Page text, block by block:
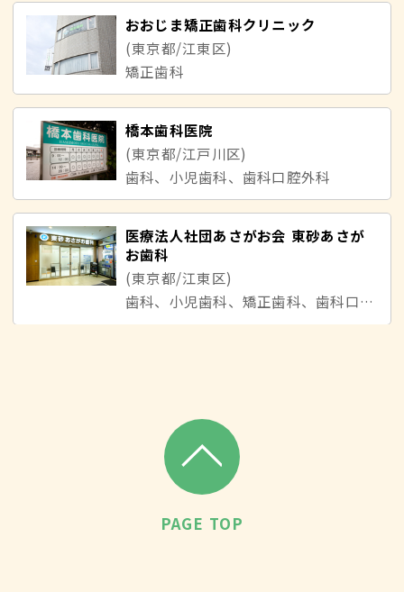
おおじま矯正歯科クリニック
(東京都/江東区)
矯正歯科
橋本歯科医院
(東京都/江戸川区)
歯科、小児歯科、歯科口腔外科
医療法人社団あさがお会 東砂あさが
お歯科
(東京都/江東区)
歯科、小児歯科、矯正歯科、歯科口腔外科
PAGE TOP